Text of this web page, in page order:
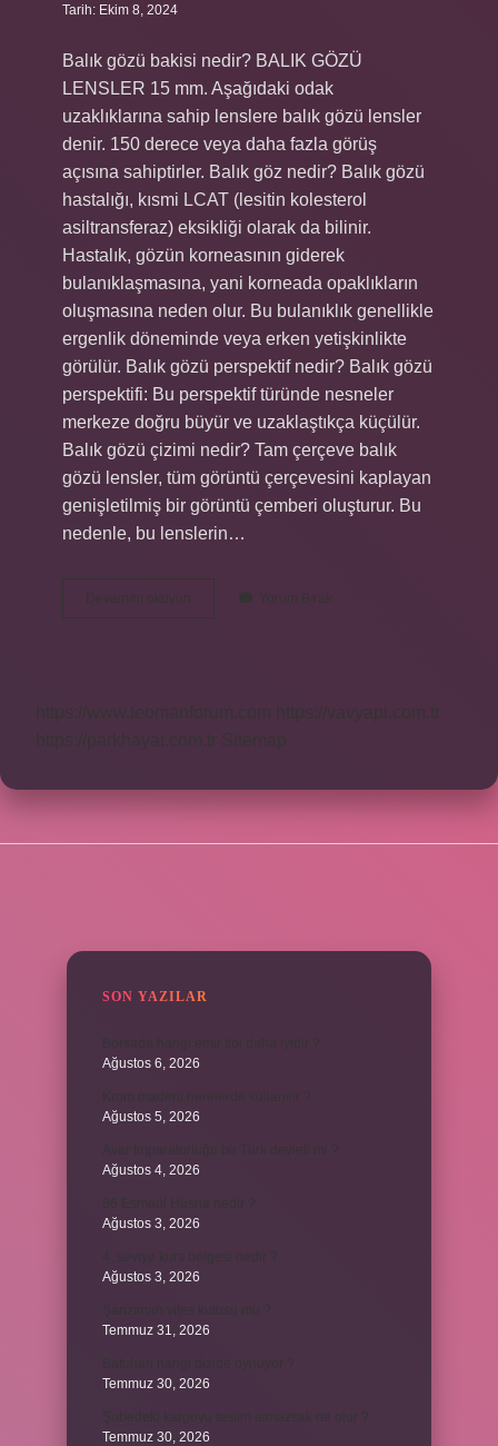
Tarih: Ekim 8, 2024
Balık gözü bakisi nedir? BALIK GÖZÜ
LENSLER 15 mm. Aşağıdaki odak
uzaklıklarına sahip lenslere balık gözü lensler
denir. 150 derece veya daha fazla görüş
açısına sahiptirler. Balık göz nedir? Balık gözü
hastalığı, kısmi LCAT (lesitin kolesterol
asiltransferaz) eksikliği olarak da bilinir.
Hastalık, gözün korneasının giderek
bulanıklaşmasına, yani korneada opaklıkların
oluşmasına neden olur. Bu bulanıklık genellikle
ergenlik döneminde veya erken yetişkinlikte
görülür. Balık gözü perspektif nedir? Balık gözü
perspektifi: Bu perspektif türünde nesneler
merkeze doğru büyür ve uzaklaştıkça küçülür.
Balık gözü çizimi nedir? Tam çerçeve balık
gözü lensler, tüm görüntü çerçevesini kaplayan
genişletilmiş bir görüntü çemberi oluşturur. Bu
nedenle, bu lenslerin…
Devamını okuyun
Gözü
Yorum Bırak
https://www.teomanforum.com
https://vavyapi.com.tr
https://parkhayat.com.tr
Sitemap
SON YAZILAR
Ağustos 6, 2026
Ağustos 5, 2026
Ağustos 4, 2026
Ağustos 3, 2026
Ağustos 3, 2026
Temmuz 31, 2026
Temmuz 30, 2026
Temmuz 30, 2026